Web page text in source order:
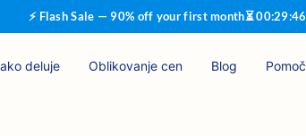
⚡ Flash Sale — 90% off your first month⏳00:29:45
deluje Oblikovanje cen Blog Pomoč